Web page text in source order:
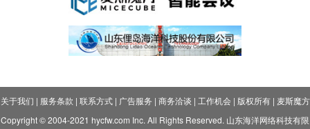
关于我们 | 服务条款 | 联系方式| 广告服务 | 商务洽谈 | 工作机会| 版权所有| 麦斯魔方
Copyright © 2004-2021 hycfw.com Inc. All Rights Reserved. 山东海洋网络科技有限